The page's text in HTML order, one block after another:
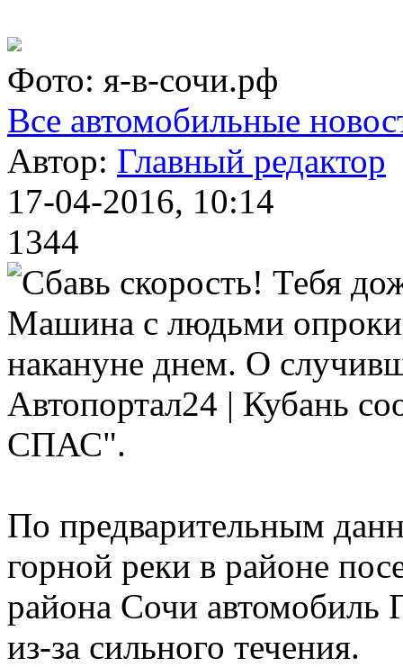
Фото: я-в-сочи.рф
Все автомобильные
Автор: Главный редактор
17-04-2016, 10:14
1344
Машина с людьми
накануне днем. О
Автопортал24 | Кубань
СПАС".
По предварительным
горной реки в районе
района Сочи автомобиль
из-за сильного течения.